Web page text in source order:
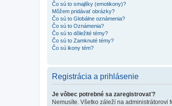
Čo sú to smajlíky (emotikony)?
Môžem pridávať obrázky?
Čo sú to Globálne oznámenia?
Čo sú to Oznámenia?
Čo sú to dôležité témy?
Čo sú to Zamknuté témy?
Čo sú ikony tém?
Registrácia a prihlásenie
Je vôbec potrebné sa zaregistrovať?
Nemusíte. Všetko záleží na